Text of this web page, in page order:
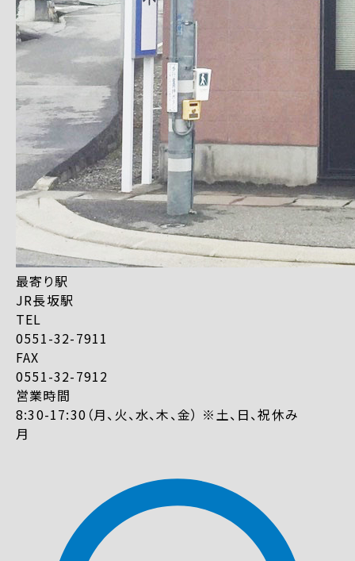
最寄り駅
JR長坂駅
TEL
0551-32-7911
FAX
0551-32-7912
営業時間
8:30-17:30（月、火、水、木、金） ※土、日、祝休み
月